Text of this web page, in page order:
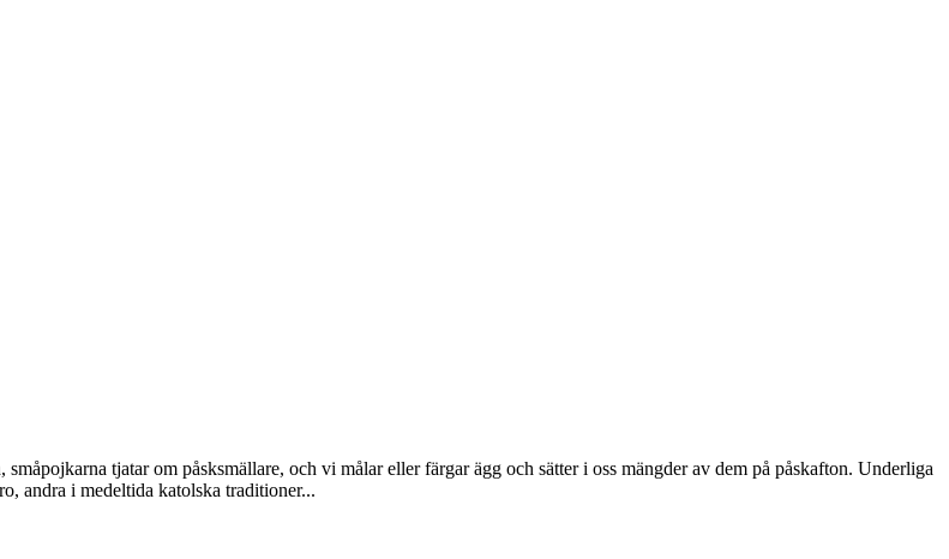
tjatar om påsksmällare, och vi målar eller färgar ägg och sätter i oss mängder av dem på påskafton. Underliga
andra i medeltida katolska traditioner...